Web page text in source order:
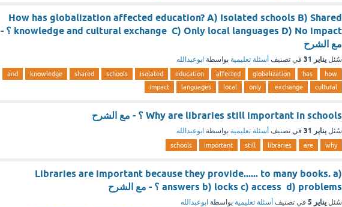
How has globalization affected education? A) Isolated schools B) Shared
knowledge and cultural exchange C) Only local languages D) No impact ؟ -
مع الشرح
سُئل يناير 31 في تصنيف أسئلة تعليمية بواسطة ابوعبدالله
how
has
globalization
affected
education
isolated
schools
shared
knowledge
and
cultural
exchange
only
local
languages
impact
Why are libraries still important in schools ؟ - مع الشرح
سُئل يناير 31 في تصنيف أسئلة تعليمية بواسطة ابوعبدالله
why
are
libraries
still
important
schools
Libraries are important because they provide...... to many books. a)
answers b) locks c) access d) problems ؟ - مع الشرح
سُئل يناير 5 في تصنيف أسئلة تعليمية بواسطة ابوعبدالله